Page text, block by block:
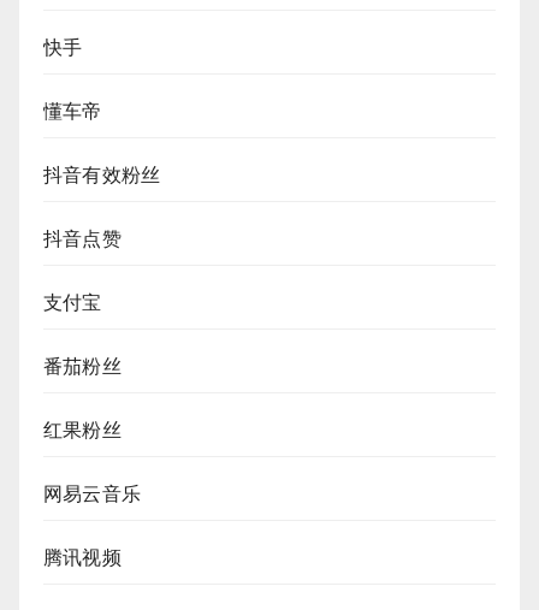
快手
懂车帝
抖音有效粉丝
抖音点赞
支付宝
番茄粉丝
红果粉丝
网易云音乐
腾讯视频